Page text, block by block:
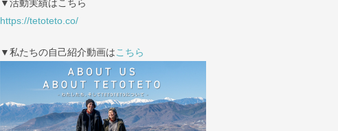
▼活動実績はこちら
https://tetoteto.co/
▼私たちの自己紹介動画はこちら